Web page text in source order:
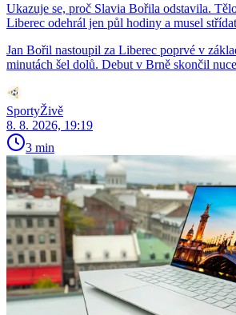
Ukazuje se, proč Slavia Bořila odstavila.
Liberec odehrál jen půl hodiny a musel střídat
Jan Bořil nastoupil za Liberec poprvé v
minutách šel dolů. Debut v Brně skončil
SportyŽivě
8. 8. 2026, 19:19
3 min